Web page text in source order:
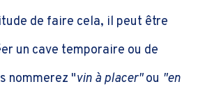
de faire cela, il peut être
un cave temporaire ou de
nommerez "vin à placer"ou "en